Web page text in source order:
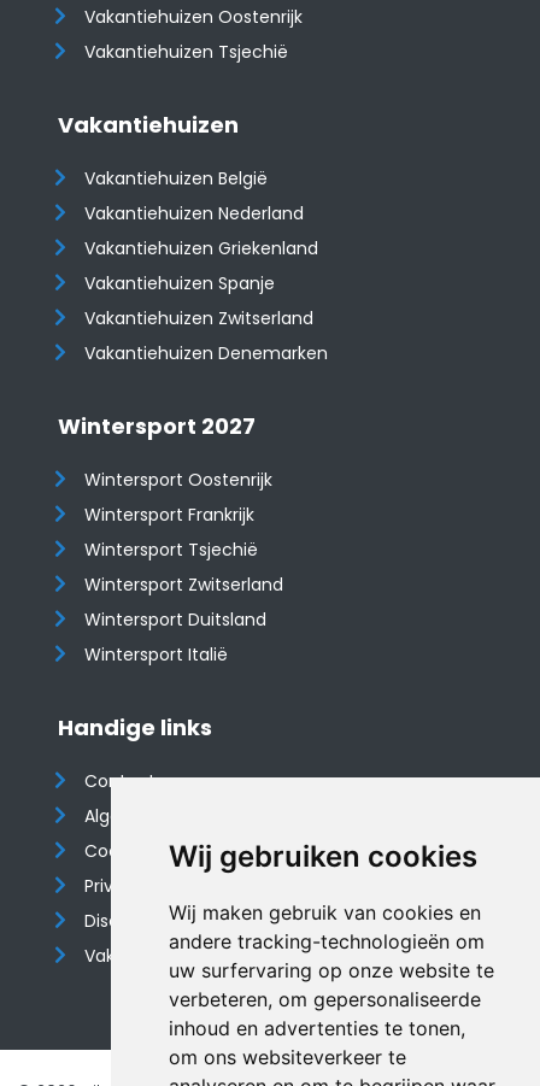
Wij gebruiken cookies
Wij maken gebruik van cookies en
andere tracking-technologieën om
uw surfervaring op onze website te
verbeteren, om gepersonaliseerde
inhoud en advertenties te tonen,
om ons websiteverkeer te
​​​​​​​Vakantiehuizen Oostenrijk
Vakantiehuizen Tsjechië
Vakantiehuizen
Vakantiehuizen België
Vakantiehuizen Nederland
Vakantiehuizen Griekenland
Vakantiehuizen Spanje
​​​​​​​Vakantiehuizen Zwitserland
Vakantiehuizen Denemarken
Wintersport 2027
Wintersport Oostenrijk
Wintersport Frankrijk
Wintersport Tsjechië
Wintersport Zwitserland
Wintersport Duitsland
Wintersport Italië
Handige links
Contact
Algemene voorwaarden
Cookieverklaring
Privacyverklaring
Disclaimer
Vakantiehuis website